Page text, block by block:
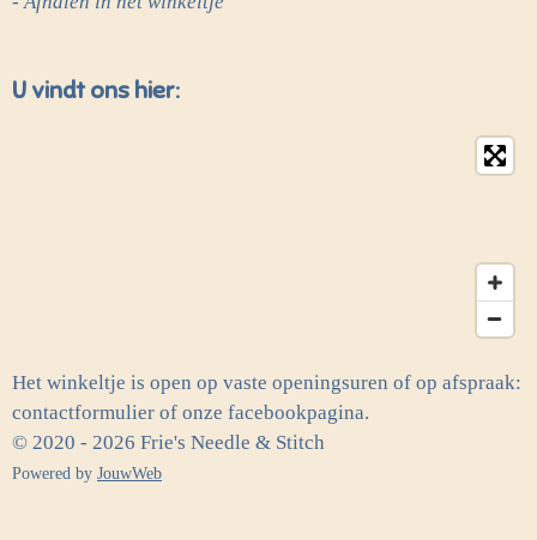
U vindt ons hier:
Het winkeltje is open op vaste openingsuren of op afspraak:
contactformulier of onze facebookpagina.
© 2020 - 2026 Frie's Needle & Stitch
Powered by JouwWeb